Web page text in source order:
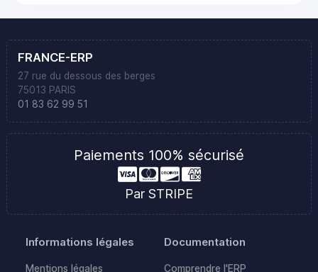
FRANCE-ERP
27 rue du dessous des berges
75013 PARIS
01 83 62 99 51
Paiements 100% sécurisé
Par STRIPE
Informations légales
Mentions légales
Documentation
Comprendre l'ERP